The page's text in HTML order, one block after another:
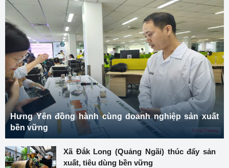
Hưng Yên đồng hành cùng doanh nghiệp sản xuất
bền vững
Xã Đắk Long (Quảng Ngãi) thúc đẩy sản
xuất, tiêu dùng bền vững